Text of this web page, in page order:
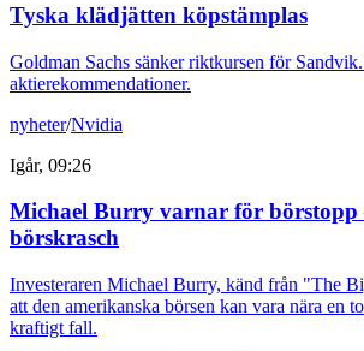
Tyska klädjätten köpstämplas
Goldman Sachs sänker riktkursen för
aktierekommendationer.
nyheter/Nvidia
Igår, 09:26
Michael Burry varnar för börstopp
börskrasch
Investeraren Michael Burry, känd från "The
att den amerikanska börsen kan vara nära en
kraftigt fall.